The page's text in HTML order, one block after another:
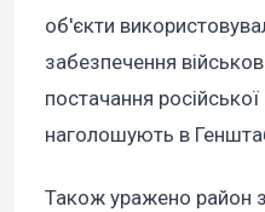
об'єкти
забезпечення
постачання російської
наголошують в
Також уражено район